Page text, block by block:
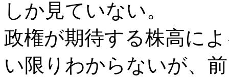
しか見ていない。
政権が期待する株高に
い限りわからないが、